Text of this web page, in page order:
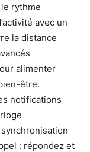
rythme
avec un
la distance
alimenter
être.
notifications
: répondez et